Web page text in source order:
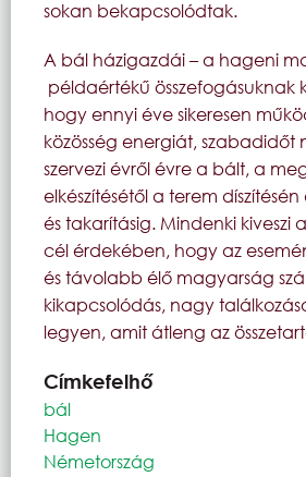
sokan bekapcsolódtak.
A bál házigazdái – a hageni
példaértékű összefogásuknak
hogy ennyi éve sikeresen
közösség energiát, szabadidőt
szervezi évről évre a bált, a
elkészítésétől a terem
és takarításig. Mindenki kiveszi
cél érdekében, hogy az
és távolabb élő magyarság
kikapcsolódás, nagy
legyen, amit átleng az
Címkefelhő
bál
Hagen
Németország